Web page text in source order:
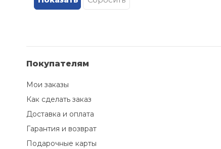
M-Wave (
)
STG (43)
Sheng-Fa (2
Stinger (
TechTeam (1
Ventura (3)
Покупателям
Мои заказы
Как сделать заказ
Доставка и оплата
Гарантия и возврат
Подарочные карты